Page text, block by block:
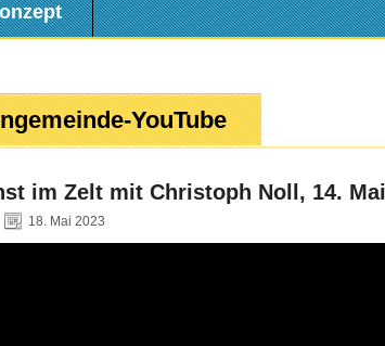
YouTube
im Zelt mit Christoph Noll, 14.
18. Mai 2023